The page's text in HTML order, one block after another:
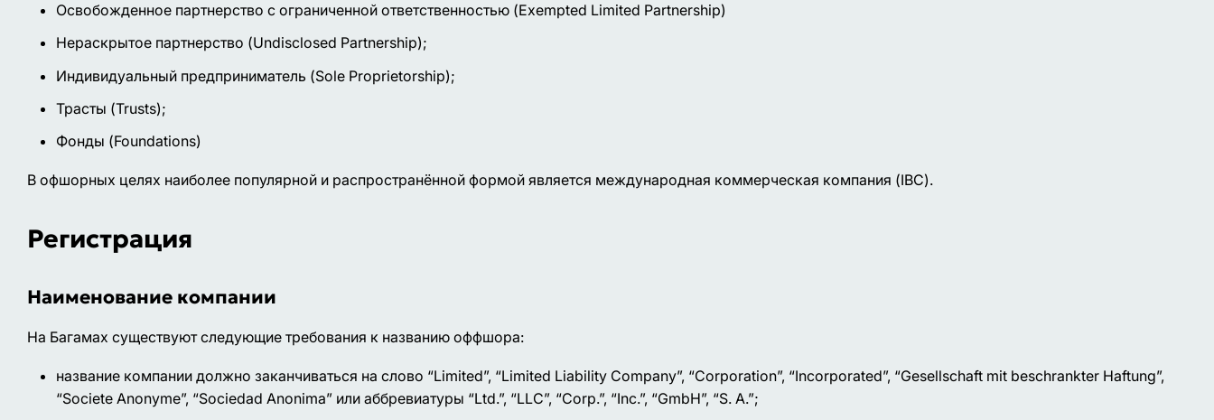
Освобожденное партнерство с ограниченной ответственностью (Exempted Limited Partnership)
Нераскрытое партнерство (Undisclosed Partnership);
Индивидуальный предприниматель (Sole Proprietorship);
Трасты (Trusts);
Фонды (Foundations)
В офшорных целях наиболее популярной и распространённой формой является международная коммерческая компания (IBC).
Регистрация
Наименование компании
На Багамах существуют следующие требования к названию оффшора:
название компании должно заканчиваться на слово “Limited”, “Limited Liability Company”, “Corporation”, “Incorporated”, “Gesellschaft mit beschrankter Haftung”,
“Societe Anonyme”, “Sociedad Anonima” или аббревиатуры “Ltd.”, “LLC”, “Corp.”, “Inc.”, “GmbH”, “S. A.”;